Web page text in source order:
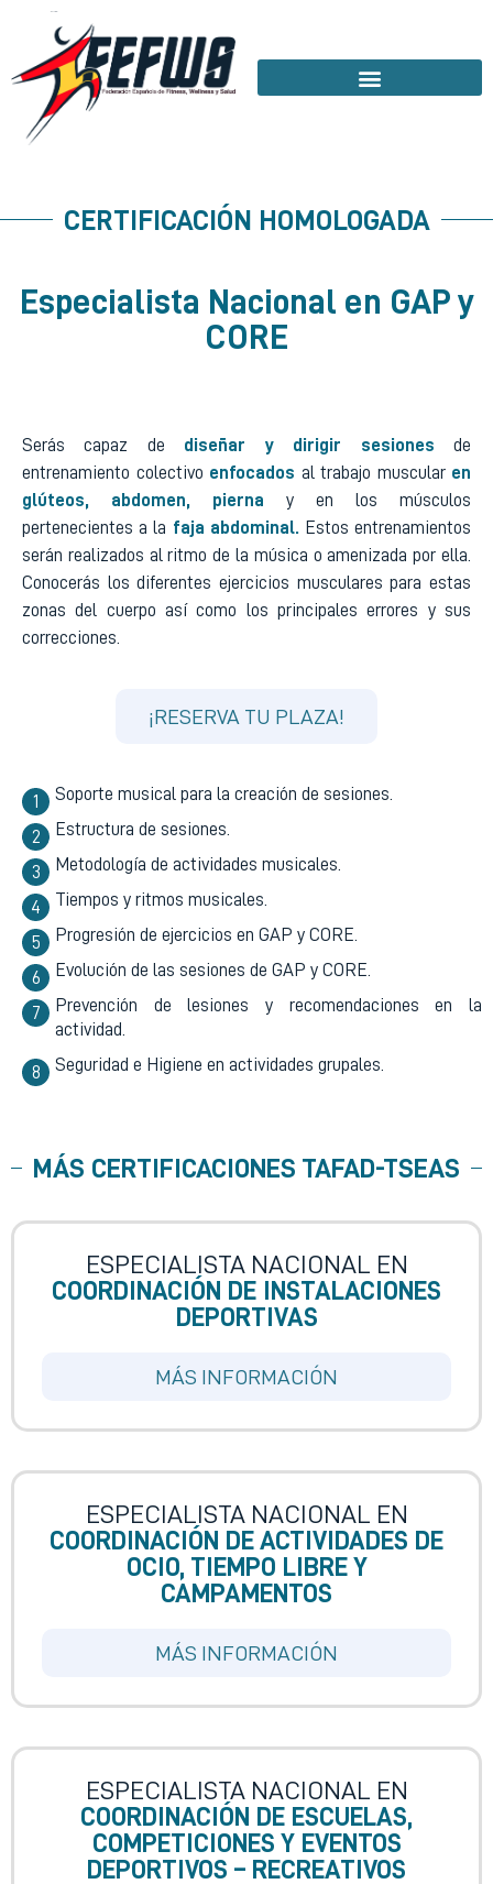
CERTIFICACIÓN HOMOLOGADA
Especialista Nacional en GAP y
CORE
Serás capaz de diseñar y dirigir sesionesde
entrenamiento colectivo enfocados al trabajo muscular en
glúteos, abdomen, pierna y en los músculos
pertenecientes a la faja abdominal. Estos entrenamientos
serán realizados al ritmo de la música o amenizada por ella.
Conocerás los diferentes ejercicios musculares para estas
zonas del cuerpo así como los principales errores y sus
correcciones.
¡RESERVA TU PLAZA!
Soporte musical para la creación de sesiones.
Estructura de sesiones.
Metodología de actividades musicales.
Tiempos y ritmos musicales.
Progresión de ejercicios en GAP y CORE.
Evolución de las sesiones de GAP y CORE.
Prevención de lesiones y recomendaciones en la
actividad.
Seguridad e Higiene en actividades grupales.
MÁS CERTIFICACIONES TAFAD-TSEAS
ESPECIALISTA NACIONAL EN
COORDINACIÓN DE INSTALACIONES
DEPORTIVAS
MÁS INFORMACIÓN
ESPECIALISTA NACIONAL EN
COORDINACIÓN DE ACTIVIDADES DE
OCIO, TIEMPO LIBRE Y
CAMPAMENTOS
MÁS INFORMACIÓN
ESPECIALISTA NACIONAL EN
COORDINACIÓN DE ESCUELAS,
COMPETICIONES Y EVENTOS
DEPORTIVOS – RECREATIVOS